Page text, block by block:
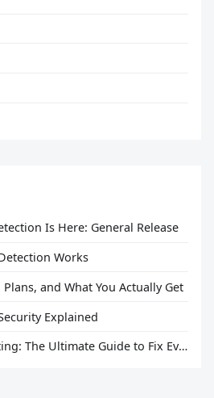
Is Here: General Release
Works
and What You Actually Get
Explained
3D Print Troubleshooting: The Ultimate Guide to Fix Every Common Problem [2026]